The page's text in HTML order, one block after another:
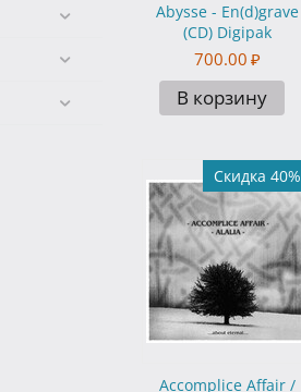
Abysse - En(d)grave
(CD) Digipak
700.00 ₽
В корзину
Скидка 40%
Accomplice Affair /